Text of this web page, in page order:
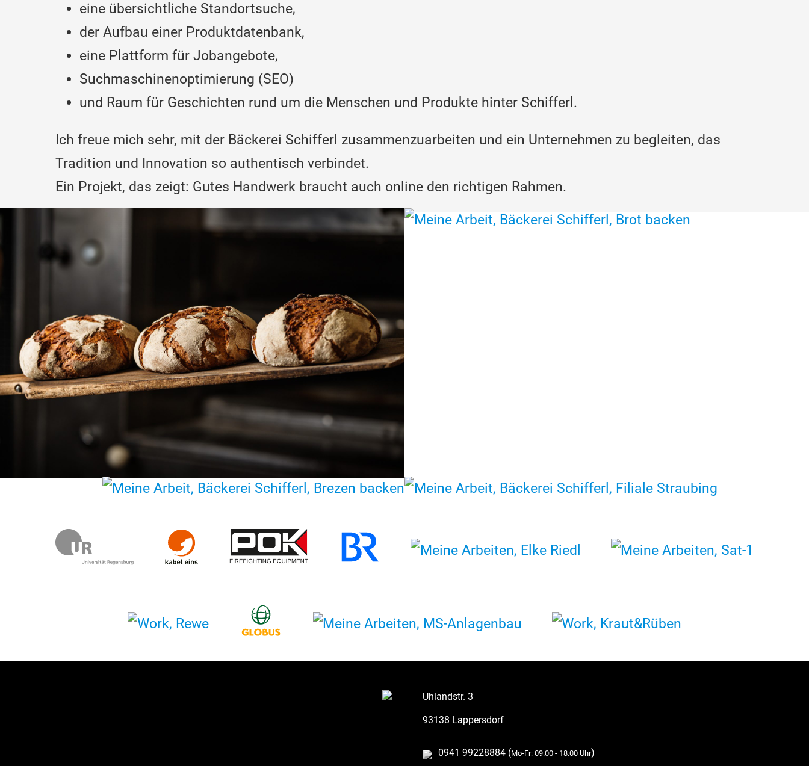
eine übersichtliche Standortsuche,
der Aufbau einer Produktdatenbank,
eine Plattform für Jobangebote,
Suchmaschinenoptimierung (SEO)
und Raum für Geschichten rund um die Menschen und Produkte hinter Schifferl.
Ich freue mich sehr, mit der Bäckerei Schifferl zusammenzuarbeiten und ein Unternehmen zu begleiten, das
Tradition und Innovation so authentisch verbindet.
Ein Projekt, das zeigt: Gutes Handwerk braucht auch online den richtigen Rahmen.
Uhlandstr. 3
93138 Lappersdorf
0941 99228884 (Mo-Fr: 09.00 - 18.00 Uhr)